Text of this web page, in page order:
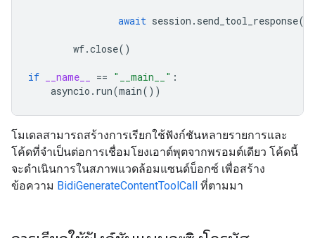
await session . send_tool_response(
wf.close()
if __name__ == "__main__" :
asyncio . run(main())
โมเดลสามารถสร้างการเรียกใช้ฟังก์ชันหลายรายการและ
โค้ดที่จำเป็นต่อการเชื่อมโยงเอาต์พุตจากพรอมต์เดียว โค้ดนี้
จะดำเนินการในสภาพแวดล้อมแซนด์บ็อกซ์ เพื่อสร้าง
ข้อความ BidiGenerateContentToolCall ที่ตามมา